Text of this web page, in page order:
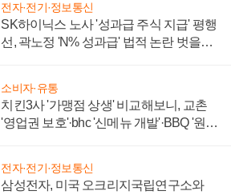
전자·전기·정보통신
SK하이닉스 노사 '성과급 주식 지급' 평행
선, 곽노정 'N% 성과급' 법적 논란 벗을지
소비자·유통
치킨3사 '가맹점 상생' 비교해보니, 교촌
'영업권 보호'·bhc '신메뉴 개발'·BBQ '원가
전자·전기·정보통신
삼성전자, 미국 오크리지국립연구소와